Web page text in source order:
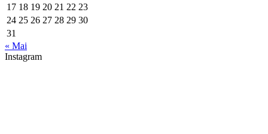
17 18 19 20 21 22 23
24 25 26 27 28 29 30
31
« Mai
Instagram